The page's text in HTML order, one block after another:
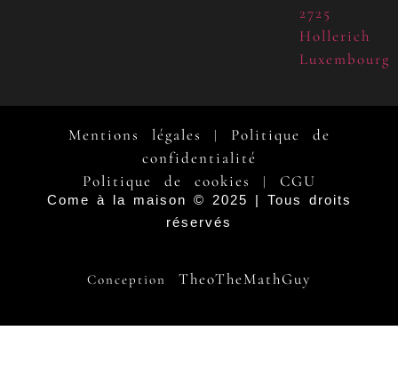
2725
Hollerich
Luxembourg
Mentions légales | Politique de
confidentialité
Politique de cookies
| CGU
Come à la maison © 2025 | Tous droits
réservés
Conception TheoTheMathGuy